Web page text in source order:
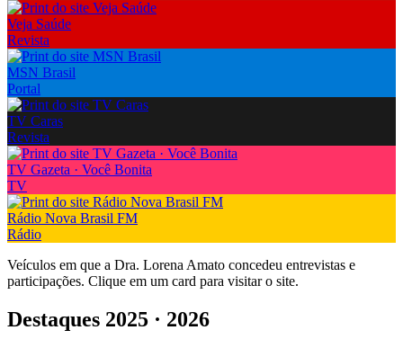
Veja Saúde
Revista
MSN Brasil
Portal
TV Caras
Revista
TV Gazeta · Você Bonita
TV
Rádio Nova Brasil FM
Rádio
Veículos em que a Dra. Lorena Amato concedeu entrevistas e
participações. Clique em um card para visitar o site.
Destaques 2025 · 2026